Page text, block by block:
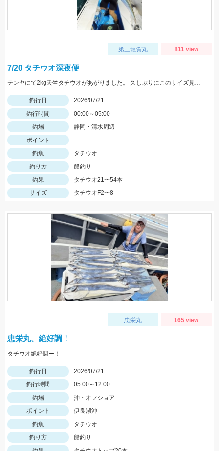
第三龍賀丸 811 view
7/20 タチウオ深夜便
テンヤにて2kg天竺タチウオがあがりました。 久しぶりにこのサイズ見ましたね！立派！格好いい！ 前半から魚の活性高く最後まで当たり続きました。 テンヤでもエサ釣りぐらいの数釣りも楽しめていました。 テンヤは平均サイズもよく満足する釣行となりました。 テンヤは2名様で21匹と43匹。21匹のお客さんは途中お昼寝でした。その他、エサ釣りとエサ釣りテンヤ混合のお客さん。 エサ釣り54匹 サイズ2～3.5本指 テンヤ21と43匹 サイズ2.5～8本指(最大2kg) 今週7/24深夜便、7/25朝帰りの便ですがグループ様のキャンセル出た為お席に余裕ができました。皆様からのチャレンジお待ちしております。
釣行日
2026/07/21
釣行時間
00:00～05:00
釣場
静岡・清水周辺
ポイント
釣魚
タチウオ
釣り方
船釣り
釣果
タチウオ21〜54本
サイズ
タチウオF2〜8
忠栄丸 165 view
忠栄丸、絶好調！
タチウオ絶好調ー！
釣行日
2026/07/21
釣行時間
05:00～12:00
釣場
沖・オフショア
ポイント
伊良湖沖
釣魚
タチウオ
釣り方
船釣り